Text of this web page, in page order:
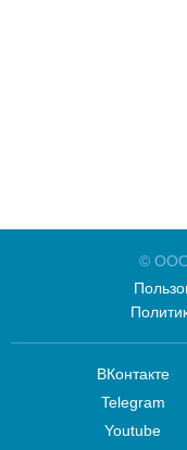
© ООО
ВКонтакте
Telegram
Youtube